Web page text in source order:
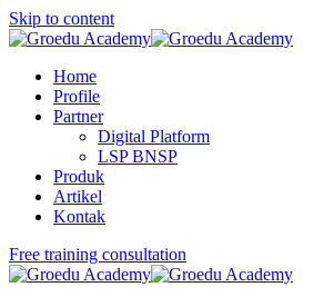
Skip to content
Home
Profile
Partner
Digital Platform
LSP BNSP
Produk
Artikel
Kontak
Free training consultation